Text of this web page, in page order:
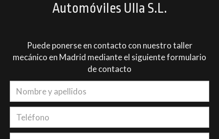
Automóviles Ulla S.L.
Puede ponerse en contacto con nuestro taller
mecánico en Madrid mediante el siguiente formulario
de contacto